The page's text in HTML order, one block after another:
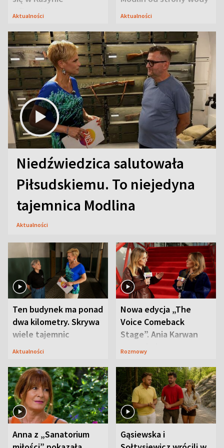
Oficerskim?
Aktualności Aktualności
Niedźwiedzica salutowała
Piłsudskiemu. To niejedyna
tajemnica Modlina
Aktualności
Ten budynek ma ponad
dwa kilometry. Skrywa
wiele tajemnic
Aktualności
Nowa edycja „The
Voice Comeback
Stage”. Ania Karwan
zapowiada
Rozmowy
Anna z „Sanatorium
Gąsiewska i